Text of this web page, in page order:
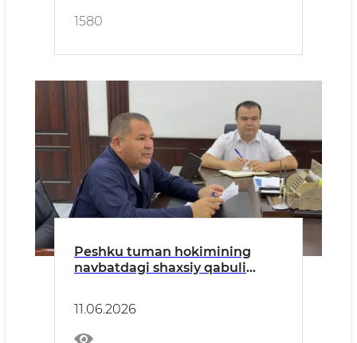
1580
Peshku tuman hokimining
navbatdagi shaxsiy qabuli
11.06.2026